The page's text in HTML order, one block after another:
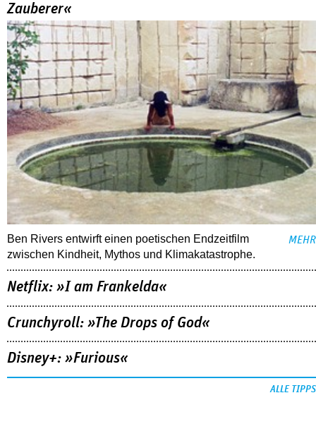
Zauberer«
Ben Rivers entwirft einen poetischen Endzeitfilm
zwischen Kindheit, Mythos und Klimakatastrophe.
MEHR
Netflix: »I am Frankelda«
Crunchyroll: »The Drops of God«
Disney+: »Furious«
ALLE TIPPS